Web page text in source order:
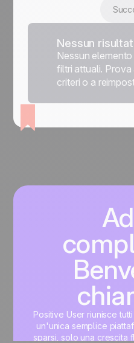
Nessun
Nessun
filtri attuali. Prova
criteri o a
Positive User riunisce
un'unica semplice
sparsi, solo una crescita